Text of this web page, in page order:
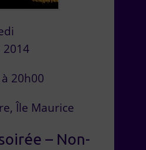
2014
20h00
Île Maurice
– Non-